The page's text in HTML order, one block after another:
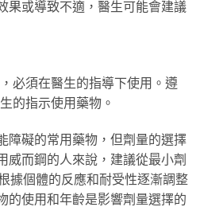
果或導致不適，醫生可能會建議
必須在醫生的指導下使用。遵
的指示使用藥物。
障礙的常用藥物，但劑量的選擇
威而鋼的人來說，建議從最小劑
據個體的反應和耐受性逐漸調整
的使用和年齡是影響劑量選擇的